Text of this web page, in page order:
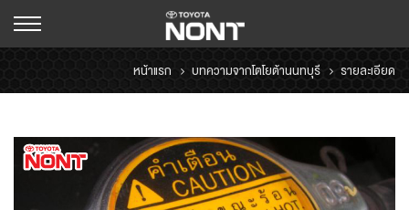
หน้าแรก บทความจากโตโยต้านนทบุรี รายละเอียด